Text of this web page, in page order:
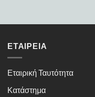
ΕΤΑΙΡΕΊΑ
Εταιρική Ταυτότητα
Κατάστημα